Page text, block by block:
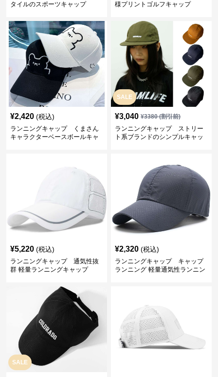
タイルのスポーツキャップ
様プリントゴルフキャップ
¥2,420 (税込)
ランニングキャップ くまさん
キャラクターベースボールキャ
SALE
¥3,040 ¥3380(割引前)
ランニングキャップ ストリー
ト系ブランドのシンプルキャッ
¥5,220 (税込)
ランニングキャップ 通気性抜
群 軽量ランニングキャップ
¥2,320 (税込)
ランニングキャップ キャップ
ランニング 軽量通気性ランニン
SALE